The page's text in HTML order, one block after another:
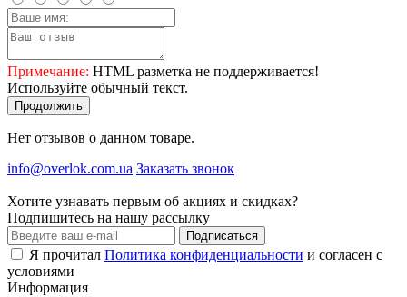
Примечание: HTML разметка не поддерживается!
Используйте обычный текст.
Продолжить
Нет отзывов о данном товаре.
info@overlok.com.ua Заказать звонок
Хотите узнавать первым об акциях и скидках?
Подпишитесь на нашу рассылку
Подписаться
Я прочитал Политика конфиденциальности и согласен с
условиями
Информация